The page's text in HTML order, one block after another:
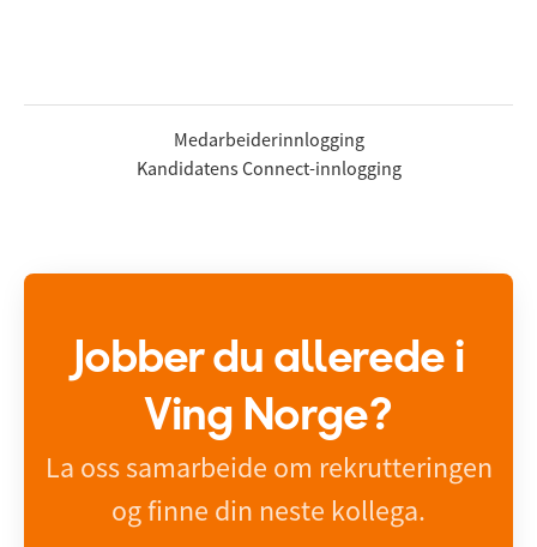
Medarbeiderinnlogging
Kandidatens Connect-innlogging
Jobber du allerede i
Ving Norge?
La oss samarbeide om rekrutteringen
og finne din neste kollega.